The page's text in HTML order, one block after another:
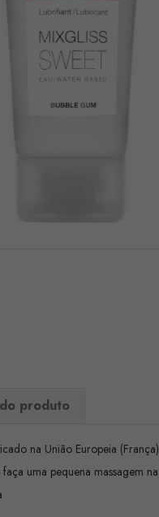
produto
na União Europeia
uma pequena massagem